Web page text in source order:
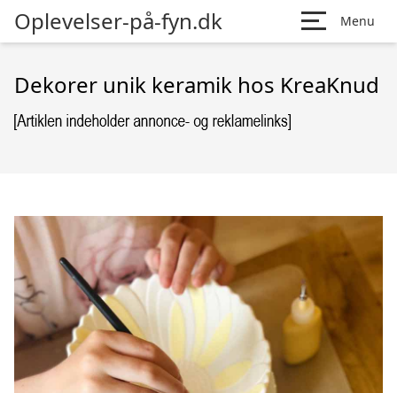
Oplevelser-på-fyn.dk Menu
Dekorer unik keramik hos KreaKnud